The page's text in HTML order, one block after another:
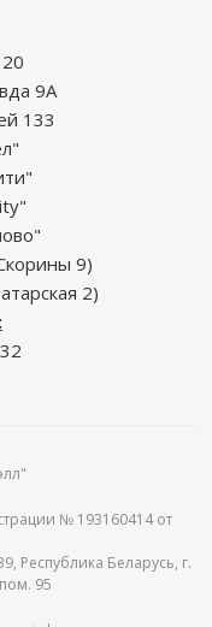
9А
133
9)
2)
№ 193160414 от
Республика Беларусь, г.
95